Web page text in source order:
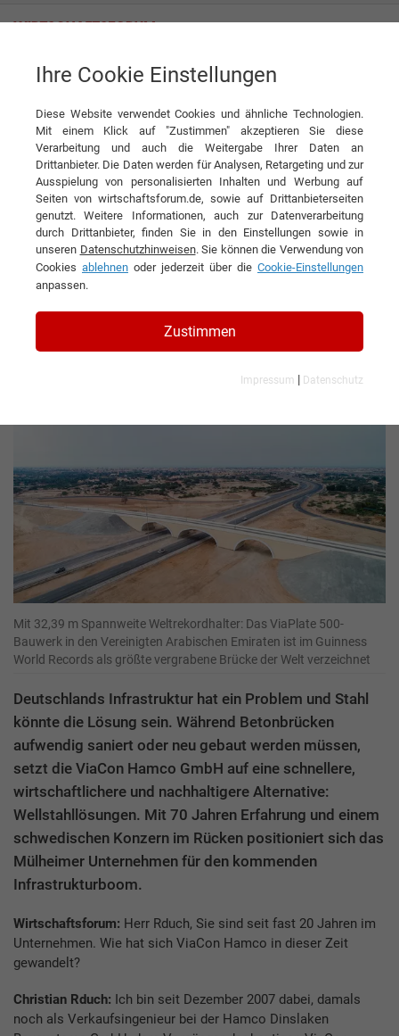
ViaCon Hamco GmbH Stahl, der Brücken schlägt
Interview ViaCon Hamco GmbH
▶ 0:00 5:52
DIESEN ARTIKEL EMPFEHLEN
Stahl, der Brücken schlägt
Interview mit Christian Rduch, Business
Area Director und Christopher M.
Hartmann, Geschäftsführer der ViaCon
Mit 32,39 m Spannweite Weltrekordhalter: Das ViaPlate 500-
Bauwerk in den Vereinigten Arabischen Emiraten ist im Guinness
World Records als größte vergrabene Brücke der Welt verzeichnet
Deutschlands Infrastruktur hat ein Problem und Stahl
könnte die Lösung sein. Während Betonbrücken
aufwendig saniert oder neu gebaut werden müssen,
setzt die ViaCon Hamco GmbH auf eine schnellere,
wirtschaftlichere und nachhaltigere Alternative:
Wellstahllösungen. Mit 70 Jahren Erfahrung und einem
schwedischen Konzern im Rücken positioniert sich das
Mülheimer Unternehmen für den kommenden
Infrastrukturboom.
Wirtschaftsforum: Herr Rduch, Sie sind seit fast 20 Jahren im
Unternehmen. Wie hat sich ViaCon Hamco in dieser Zeit
gewandelt?
Christian Rduch: Ich bin seit Dezember 2007 dabei, damals
noch als Verkaufsingenieur bei der Hamco Dinslaken
Ihre Cookie Einstellungen
Diese Website verwendet Cookies und ähnliche Technologien.
Mit einem Klick auf "Zustimmen" akzeptieren Sie diese
Verarbeitung und auch die Weitergabe Ihrer Daten an
Drittanbieter. Die Daten werden für Analysen, Retargeting und zur
Ausspielung von personalisierten Inhalten und Werbung auf
Seiten von wirtschaftsforum.de, sowie auf Drittanbieterseiten
genutzt. Weitere Informationen, auch zur Datenverarbeitung
durch Drittanbieter, finden Sie in den Einstellungen sowie in
unseren Datenschutzhinweisen. Sie können die Verwendung von
Cookies ablehnen oder jederzeit über die Cookie-Einstellungen
anpassen.
Zustimmen
Impressum | Datenschutz